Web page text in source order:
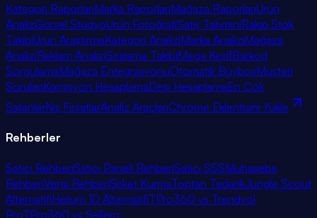
Kategori RaporlarıMarka RaporlarıMağaza RaporlarıÜrün
AnalizGörsel StüdyoÜrün FotoğrafıSatış TahminiRakip Stok
TakibiÜrün AraştırmaKategori AnaliziMarka AnaliziMağaza
AnaliziReklam AnaliziSıralama TakibiMega KeşifBarkod
SorgulamaMağaza EntegrasyonuOtomatik BuyboxMüşteri
SorularıKomisyon HesaplamaDesi HesaplamaEn Çok
SatanlarNiş FırsatlarAnaliz AraçlarıChrome Eklentisini Yükle
Rehberler
Satıcı RehberiSatıcı Paneli RehberiSatıcı SSSMuhasebe
RehberiVergi RehberiŞirket KurmaToptan TedarikJungle Scout
AlternatifiHelium 10 AlternatifiTPro360 vs Trendyol
ProTPro360 vs Sellerg